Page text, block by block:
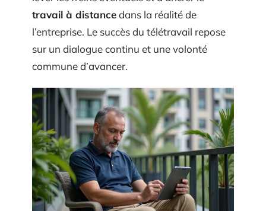
travail à distancedans la réalité de
l’entreprise. Le succès du télétravail repose
sur un dialogue continu et une volonté
commune d’avancer.